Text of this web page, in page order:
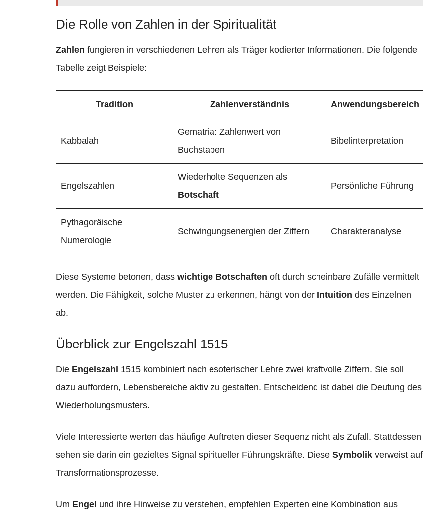
Die Rolle von Zahlen in der Spiritualität
Zahlen fungieren in verschiedenen Lehren als Träger kodierter Informationen. Die folgende
Tabelle zeigt Beispiele:
Tradition Zahlenverständnis Anwendungsbereich
Kabbalah
Gematria: Zahlenwert von
Buchstaben
Bibelinterpretation
Engelszahlen
Wiederholte Sequenzen als
Botschaft
Persönliche Führung
Pythagoräische
Numerologie
Schwingungsenergien der Ziffern Charakteranalyse
Diese Systeme betonen, dass wichtige Botschaften oft durch scheinbare Zufälle vermittelt
werden. Die Fähigkeit, solche Muster zu erkennen, hängt von der Intuition des Einzelnen
ab.
Überblick zur Engelszahl 1515
Die Engelszahl 1515 kombiniert nach esoterischer Lehre zwei kraftvolle Ziffern. Sie soll
dazu auffordern, Lebensbereiche aktiv zu gestalten. Entscheidend ist dabei die Deutung des
Wiederholungsmusters.
Viele Interessierte werten das häufige Auftreten dieser Sequenz nicht als Zufall. Stattdessen
sehen sie darin ein gezieltes Signal spiritueller Führungskräfte. Diese Symbolik verweist auf
Transformationsprozesse.
Um Engel und ihre Hinweise zu verstehen, empfehlen Experten eine Kombination aus